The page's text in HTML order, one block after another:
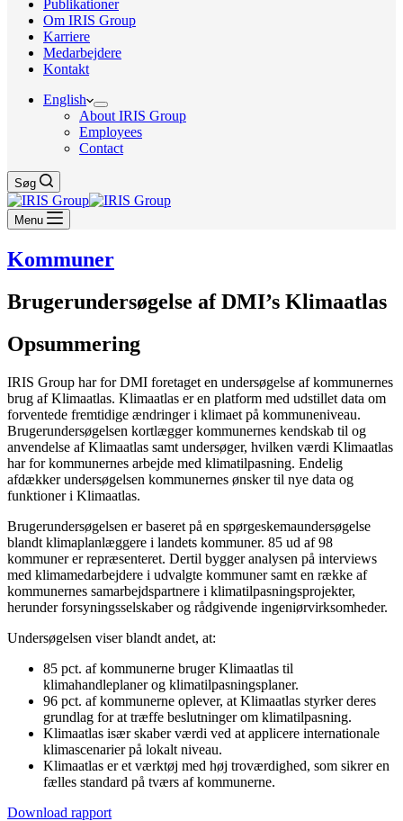
Publikationer
Om IRIS Group
Karriere
Medarbejdere
Kontakt
English
About IRIS Group
Employees
Contact
Søg
Menu
Kommuner
Brugerundersøgelse af DMI’s Klimaatlas
Opsummering
IRIS Group har for DMI foretaget en undersøgelse af kommunernes
brug af Klimaatlas. Klimaatlas er en platform med udstillet data om
forventede fremtidige ændringer i klimaet på kommuneniveau.
Brugerundersøgelsen kortlægger kommunernes kendskab til og
anvendelse af Klimaatlas samt undersøger, hvilken værdi Klimaatlas
har for kommunernes arbejde med klimatilpasning. Endelig
afdækker undersøgelsen kommunernes ønsker til nye data og
funktioner i Klimaatlas.
Brugerundersøgelsen er baseret på en spørgeskemaundersøgelse
blandt klimaplanlæggere i landets kommuner. 85 ud af 98
kommuner er repræsenteret. Dertil bygger analysen på interviews
med klimamedarbejdere i udvalgte kommuner samt en række af
kommunernes samarbejdspartnere i klimatilpasningsprojekter,
herunder forsyningsselskaber og rådgivende ingeniørvirksomheder.
Undersøgelsen viser blandt andet, at:
85 pct. af kommunerne bruger Klimaatlas til
klimahandleplaner og klimatilpasningsplaner.
96 pct. af kommunerne oplever, at Klimaatlas styrker deres
grundlag for at træffe beslutninger om klimatilpasning.
Klimaatlas især skaber værdi ved at applicere internationale
klimascenarier på lokalt niveau.
Klimaatlas er et værktøj med høj troværdighed, som sikrer en
fælles standard på tværs af kommunerne.
Download rapport